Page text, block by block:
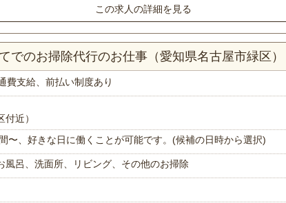
この求人の詳細を見る
でのお掃除代行のお仕事（愛知県名古屋市緑区）
費支給、前払い制度あり
付近）
〜、好きな日に働くことが可能です。(候補の日時から選択)
風呂、洗面所、リビング、その他のお掃除